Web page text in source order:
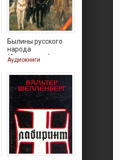
Былины русского
народа
(Аудиокнига)
Аудиокниги